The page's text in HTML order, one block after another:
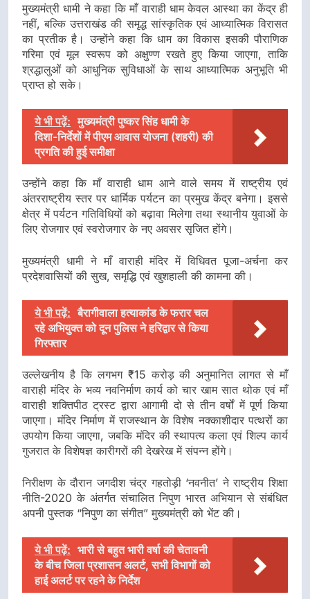
मुख्यमंत्री धामी ने कहा कि माँ वाराही धाम केवल आस्था का केंद्र ही
नहीं, बल्कि उत्तराखंड की समृद्ध सांस्कृतिक एवं आध्यात्मिक विरासत
का प्रतीक है। उन्होंने कहा कि धाम का विकास इसकी पौराणिक
गरिमा एवं मूल स्वरूप को अक्षुण्ण रखते हुए किया जाएगा, ताकि
श्रद्धालुओं को आधुनिक सुविधाओं के साथ आध्यात्मिक अनुभूति भी
प्राप्त हो सके।
ये भी पढ़ें: मुख्यमंत्री पुष्कर सिंह धामी के
दिशा-निर्देशों में पीएम आवास योजना (शहरी) की
प्रगति की हुई समीक्षा
उन्होंने कहा कि माँ वाराही धाम आने वाले समय में राष्ट्रीय एवं
अंतरराष्ट्रीय स्तर पर धार्मिक पर्यटन का प्रमुख केंद्र बनेगा। इससे
क्षेत्र में पर्यटन गतिविधियों को बढ़ावा मिलेगा तथा स्थानीय युवाओं के
लिए रोजगार एवं स्वरोजगार के नए अवसर सृजित होंगे।
मुख्यमंत्री धामी ने माँ वाराही मंदिर में विधिवत पूजा-अर्चना कर
प्रदेशवासियों की सुख, समृद्धि एवं खुशहाली की कामना की।
ये भी पढ़ें: बैरागीवाला हत्याकांड के फरार चल
रहे अभियुक्त को दून पुलिस ने हरिद्वार से किया
गिरफ्तार
उल्लेखनीय है कि लगभग ₹15 करोड़ की अनुमानित लागत से माँ
वाराही मंदिर के भव्य नवनिर्माण कार्य को चार खाम सात थोक एवं माँ
वाराही शक्तिपीठ ट्रस्ट द्वारा आगामी दो से तीन वर्षों में पूर्ण किया
जाएगा। मंदिर निर्माण में राजस्थान के विशेष नक्काशीदार पत्थरों का
उपयोग किया जाएगा, जबकि मंदिर की स्थापत्य कला एवं शिल्प कार्य
गुजरात के विशेषज्ञ कारीगरों की देखरेख में संपन्न होंगे।
निरीक्षण के दौरान जगदीश चंद्र गहतोड़ी ‘नवनीत’ ने राष्ट्रीय शिक्षा
नीति-2020 के अंतर्गत संचालित निपुण भारत अभियान से संबंधित
अपनी पुस्तक “निपुण का संगीत” मुख्यमंत्री को भेंट की।
ये भी पढ़ें: भारी से बहुत भारी वर्षा की चेतावनी
के बीच जिला प्रशासन अलर्ट, सभी विभागों को
हाई अलर्ट पर रहने के निर्देश